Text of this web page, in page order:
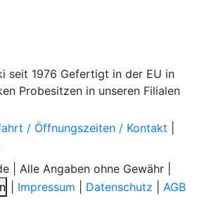
seit 1976 Gefertigt in der EU in
Probesitzen in unseren Filialen
/ Öffnungszeiten / Kontakt
| Alle Angaben ohne Gewähr |
Impressum Datenschutz AGB